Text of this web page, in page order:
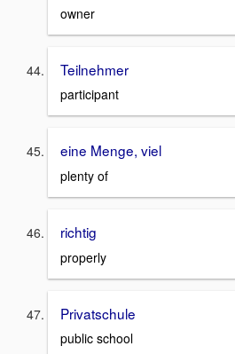
owner
Teilnehmer
participant
eine Menge, viel
plenty of
richtig
properly
Privatschule
public school